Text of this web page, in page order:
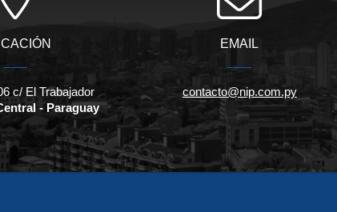
c/ El Trabajador
- Paraguay
EMAIL
contacto@nip.com.py